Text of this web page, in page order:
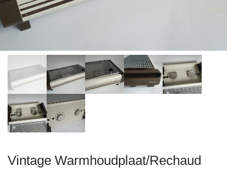
Vintage Warmhoudplaat/Rechaud